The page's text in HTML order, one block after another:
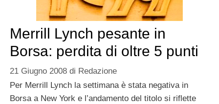
Merrill Lynch pesante in
Borsa: perdita di oltre 5 punti
21 Giugno 2008 di Redazione
Per Merrill Lynch la settimana è stata negativa in
Borsa a New York e l’andamento del titolo si riflette